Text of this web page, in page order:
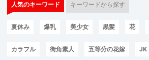
人気のキーワード キーワードから探す
夏休み 爆乳 美少女 黒髪 花
カラフル 街角素人 五等分の花嫁 JK